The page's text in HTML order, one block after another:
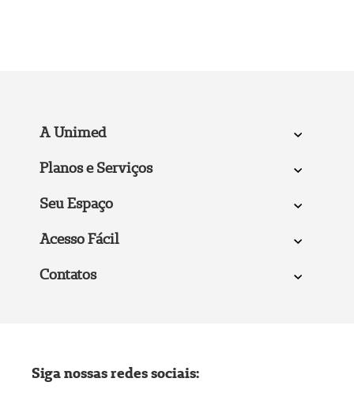
A Unimed
Planos e Serviços
Seu Espaço
Acesso Fácil
Contatos
Siga nossas redes sociais: